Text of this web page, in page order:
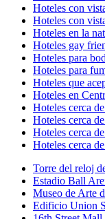
Hoteles con
Hoteles con
Hoteles en la
Hoteles gay
Hoteles para
Hoteles para
Hoteles que
Hoteles en
Hoteles cerca
Hoteles cerca
Hoteles cerca
Hoteles cerca
Torre del reloj
Estadio Ball
Museo de Arte
Edificio Union